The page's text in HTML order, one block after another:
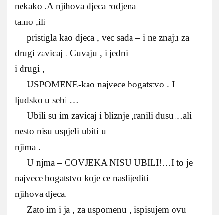
nekako .A njihova djeca rodjena
tamo ,ili
pristigla kao djeca , vec sada – i ne znaju za
drugi zavicaj . Cuvaju , i jedni
i drugi ,
USPOMENE-kao najvece bogatstvo . I
ljudsko u sebi …
Ubili su im zavicaj i bliznje ,ranili dusu…ali
nesto nisu uspjeli ubiti u
njima .
U njma – COVJEKA NISU UBILI!…I to je
najvece bogatstvo koje ce naslijediti
njihova djeca.
Zato im i ja , za uspomenu , ispisujem ovu